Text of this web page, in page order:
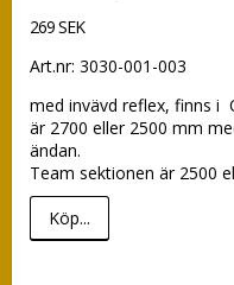
269 SEK
Art.nr: 3030-001-003
med invävd reflex, finns i
är 2700 eller 2500 mm
ändan.
Team sektionen är 2500
Köp...